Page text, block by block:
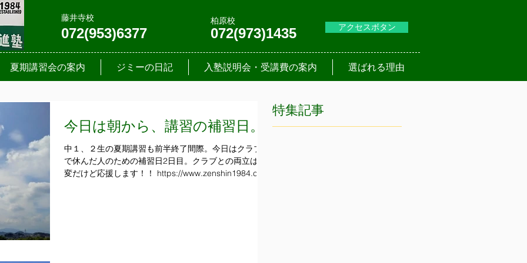
072(953)6377
藤井寺校
072(973)1435
柏原校
アクセスボタン
夏期講習会の案内 ジミーの日記 入塾説明会・受講費の案内 選ばれる理由
今日は朝から、講習の補習日。
中１、２生の夏期講習も前半終了間際。今日はクラブ等
で休んだ人のための補習日2日目。クラブとの両立は大
変だけど応援します！！ https://www.zenshin1984.coｍ
特集記事